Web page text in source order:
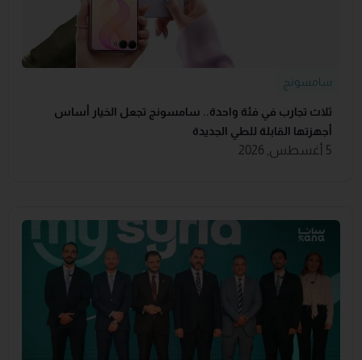
سامسونج
ثلاث تجارب في فئة واحدة.. سامسونج تجعل الخيار أساس
أجهزتها القابلة للطي الجديدة
5 أغسطس, 2026